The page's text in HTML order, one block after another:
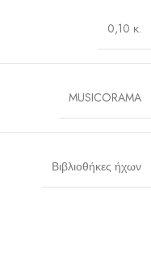
0,10 κ.
MUSICORAMA
Βιβλιοθήκες ήχων